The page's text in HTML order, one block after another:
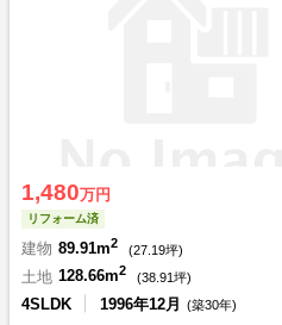
1,480万円
リフォーム済
建物 89.91m2 (27.19坪)
土地 128.66m2 (38.91 坪)
4SLDK 1996年12月 (築30年)